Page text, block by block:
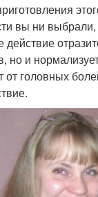
вы ни выбрали,
но и
от головных